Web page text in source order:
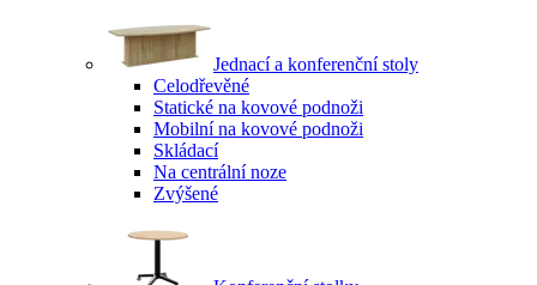
Jednací a konferenční stoly
Celodřevěné
Statické na kovové podnoži
Mobilní na kovové podnoži
Skládací
Na centrální noze
Zvýšené